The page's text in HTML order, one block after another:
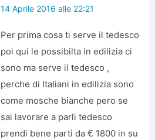
14 Aprile 2016 alle 22:21
Per prima cosa ti serve il tedesco
poi qui le possibilta in edilizia ci
sono ma serve il tedesco ,
perche di Italiani in edilizia sono
come mosche bianche pero se
sai lavorare a parli tedesco
prendi bene parti da € 1800 in su